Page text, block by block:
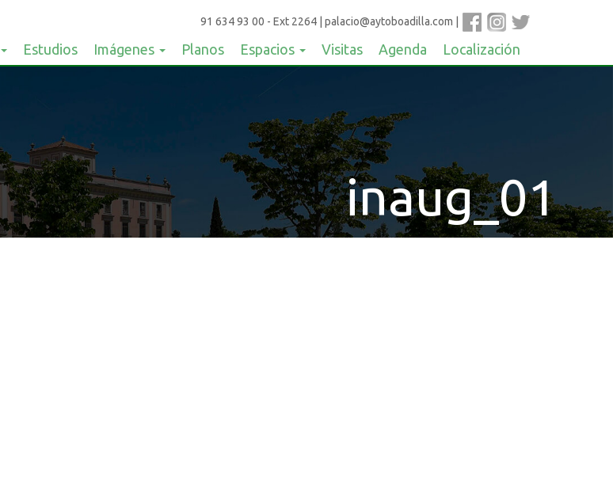
91 634 93 00 - Ext 2264 palacio@aytoboadilla.com
Estudios Imágenes Planos Espacios Visitas Agenda Localización
inaug_01